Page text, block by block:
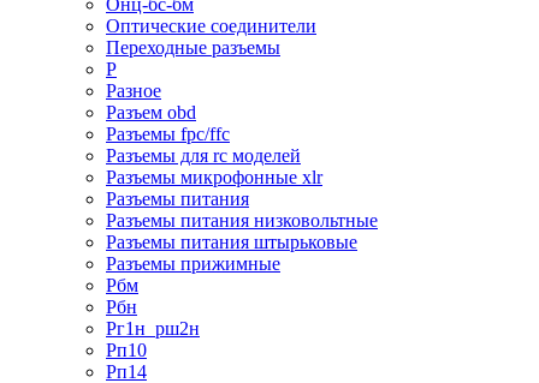
Онц-бс-бм
Оптические соединители
Переходные разъемы
Р
Разное
Разъем obd
Разъемы fpc/ffc
Разъемы для rc моделей
Разъемы микрофонные xlr
Разъемы питания
Разъемы питания низковольтные
Разъемы питания штырьковые
Разъемы прижимные
Рбм
Рбн
Рг1н_рш2н
Рп10
Рп14